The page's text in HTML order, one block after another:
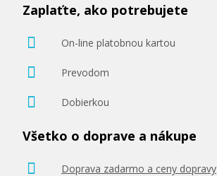
Zaplaťte, ako potrebujete
On-line platobnou kartou
Prevodom
Dobierkou
Všetko o doprave a nákupe
Doprava zadarmo a ceny dopravy